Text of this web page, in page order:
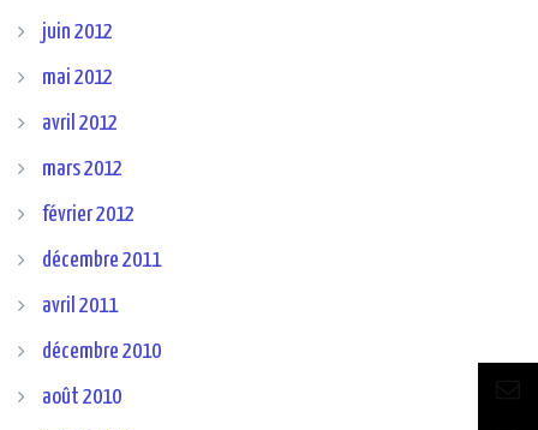
juin 2012
mai 2012
avril 2012
mars 2012
février 2012
décembre 2011
avril 2011
décembre 2010
août 2010